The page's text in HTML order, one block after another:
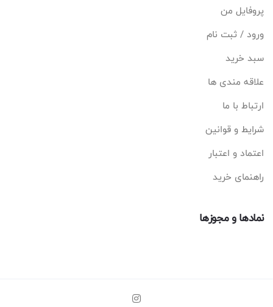
پروفایل من
ورود / ثبت نام
سبد خرید
علاقه مندی ها
ارتباط با ما
شرایط و قوانین
اعتماد و اعتبار
راهنمای خرید
نمادها و مجوزها